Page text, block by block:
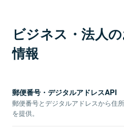
ビジネス・法人
情報
郵便番号・デジタルアドレスAPI
郵便番号とデジタルアドレスから住
を提供。